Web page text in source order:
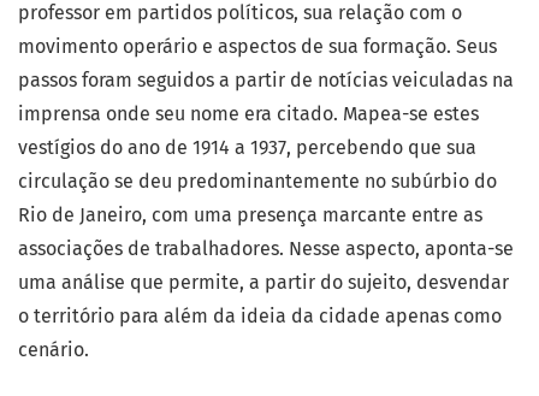
professor em partidos políticos, sua relação com o
movimento operário e aspectos de sua formação. Seus
passos foram seguidos a partir de notícias veiculadas na
imprensa onde seu nome era citado. Mapea-se estes
vestígios do ano de 1914 a 1937, percebendo que sua
circulação se deu predominantemente no subúrbio do
Rio de Janeiro, com uma presença marcante entre as
associações de trabalhadores. Nesse aspecto, aponta-se
uma análise que permite, a partir do sujeito, desvendar
o território para além da ideia da cidade apenas como
cenário.